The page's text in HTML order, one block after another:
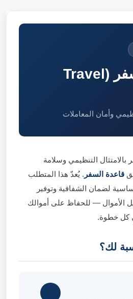
قاعدة السفر (Travel
وأمان المعاملات
بالامتثال التنظيمي وسلامة
قاعدة السفر . يُعدّ هذا المتطلب
لضمان الشفافية وتوفير
الأموال — للحفاظ على أموالك
كل خطوة.
لك؟